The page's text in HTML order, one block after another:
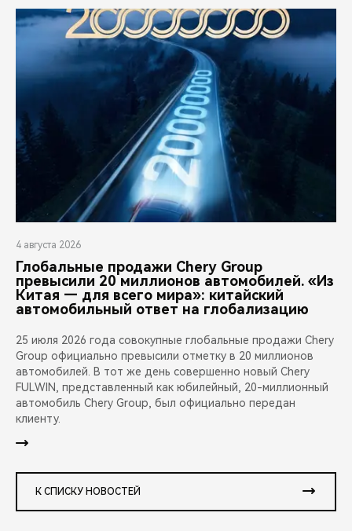
4 августа 2026
Глобальные продажи Chery Group
превысили 20 миллионов автомобилей. «Из
Китая — для всего мира»: китайский
автомобильный ответ на глобализацию
25 июля 2026 года совокупные глобальные продажи Chery
Group официально превысили отметку в 20 миллионов
автомобилей. В тот же день совершенно новый Chery
FULWIN, представленный как юбилейный, 20-миллионный
автомобиль Chery Group, был официально передан
клиенту.
К СПИСКУ НОВОСТЕЙ